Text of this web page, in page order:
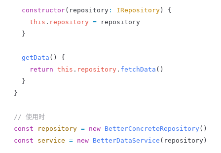
  constructor
( repository : IRepository ) {
    this
. repository = repository
  }
  getData
() {
    return
this . repository . fetchData ()
  }
}
// 使用时
const repository = new BetterConcreteRepository()
const service = new BetterDataService ( repository )